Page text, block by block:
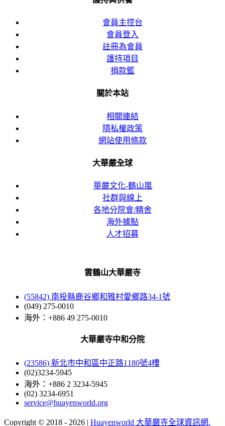
會員主控台
會員登入
註冊為會員
護持項目
捐款籃
關於本站
相關連結
隱私權政策
網站使用條款
大華嚴全球
華嚴文化-鶴山嵐
社群與線上
各地分院會/精舍
海外據點
人才招募
雲鶴山大華嚴寺
(55842) 南投縣鹿谷鄉和雅村愛鄉路34-1號
(049) 275-0010
海外：+886 49 275-0010
大華嚴寺中和分院
(23586) 新北市中和區中正路1180號4樓
(02)3234-5945
海外：+886 2 3234-5945
(02) 3234-6951
service@huayenworld.org
Copyright © 2018 - 2026 | Huayenworld 大華嚴寺全球資訊網.